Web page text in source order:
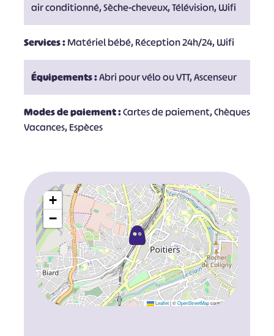
air conditionné, Sèche-cheveux, Télévision, Wifi
Services :Matériel bébé, Réception 24h/24, Wifi
Équipements :Abri pour vélo ou VTT, Ascenseur
Modes de paiement :Cartes de paiement, Chèques
Vacances, Espèces
+
−
Leaflet |©OpenStreetMapcontributors